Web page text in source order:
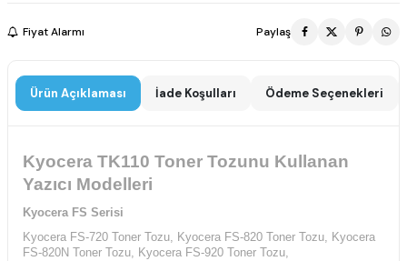
Fiyat Alarmı Paylaş
Ürün Açıklaması İade Koşulları Ödeme Seçenekleri
Kyocera TK110 Toner Tozunu Kullanan
Yazıcı Modelleri
Kyocera FS Serisi
Kyocera FS-720 Toner Tozu, Kyocera FS-820 Toner Tozu, Kyocera
FS-820N Toner Tozu, Kyocera FS-920 Toner Tozu,